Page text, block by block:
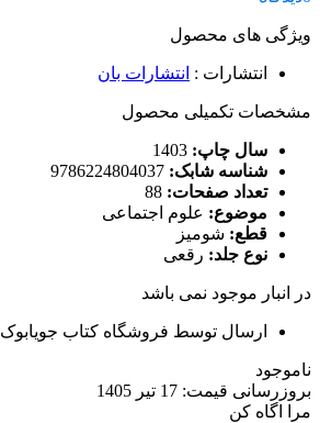
ویژگی های محصول
انتشارات : انتشارات بان
مشخصات تکمیلی محصول
سال چاپ:
شناسه شابک:
تعداد صفحات:
موضوع: علوم اجتماعی
قطع: شومیز
نوع جلد: رقعی
در انبار موجود نمی باشد
ارسال توسط فروشگاه کتاب جویابوک
ناموجود
بروزرسانی قیمت: 17 تیر 1405
مرا اگاه کن